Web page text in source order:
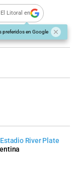
Litoral en
preferidos en Google
River Plate